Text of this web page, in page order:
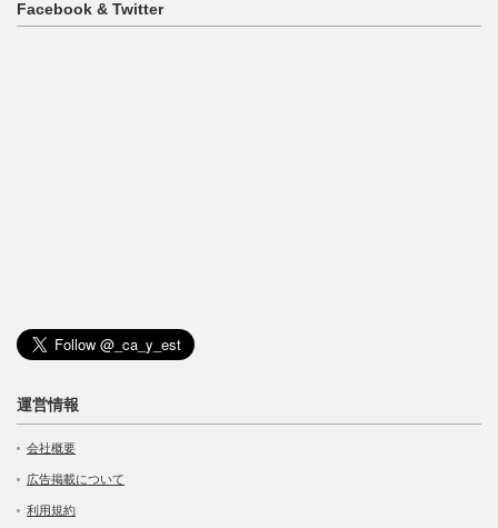
Facebook & Twitter
運営情報
会社概要
広告掲載について
利用規約